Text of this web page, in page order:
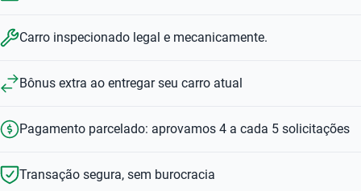
Carro inspecionado legal e mecanicamente.
Bônus extra ao entregar seu carro atual
Pagamento parcelado: aprovamos 4 a cada 5 solicitações
Transação segura, sem burocracia